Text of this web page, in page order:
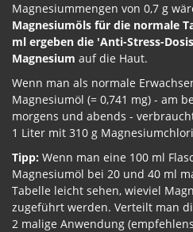
Magnesiummengen von 0,7 g
Magnesiumöls für die normale
ml ergeben die 'Anti-Stress-
Magnesium auf die Haut.
Wenn man als normale
Magnesiumöl (= 0,741 mg) - am
morgens und abends -
1 Liter mit 310 g
Tipp: Wenn man eine 100 ml
Magnesiumöl bei 20 und 40 ml
Tabelle leicht sehen, wieviel
zugeführt werden. Verteilt man
2 malige Anwendung